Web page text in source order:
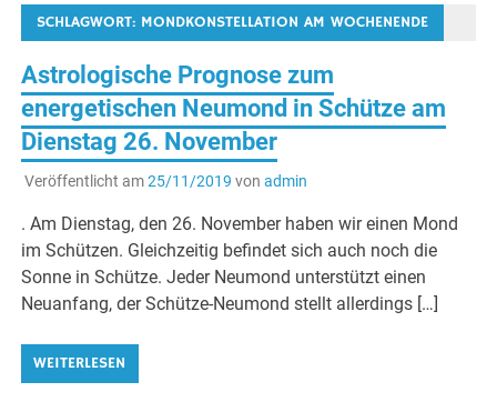
SCHLAGWORT: MONDKONSTELLATION AM WOCHENENDE
Astrologische Prognose zum
energetischen Neumond in Schütze am
Dienstag 26. November
Veröffentlicht am25/11/2019 von admin
. Am Dienstag, den 26. November haben wir einen Mond
im Schützen. Gleichzeitig befindet sich auch noch die
Sonne in Schütze. Jeder Neumond unterstützt einen
Neuanfang, der Schütze-Neumond stellt allerdings […]
WEITERLESEN